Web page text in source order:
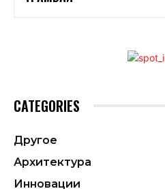
CATEGORIES
Другое
Архитектура
Инновации